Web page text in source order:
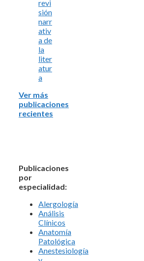
revi
sión
narr
ativ
a de
la
liter
atur
a
Ver más
publicaciones
recientes
Publicaciones
por
especialidad:
Alergología
Análisis
Clínicos
Anatomía
Patológica
Anestesiología